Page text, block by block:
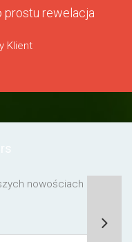
prostu rewelacja
Klient
nowościach lub o